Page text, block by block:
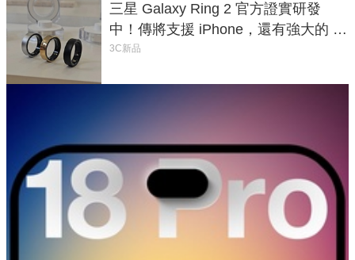
三星 Galaxy Ring 2 官方證實研發
中！傳將支援 iPhone，還有強大的 AI
與智慧家電連動功能
3C新品